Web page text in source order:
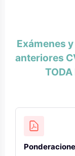
Exámenes
anteriores
TODA